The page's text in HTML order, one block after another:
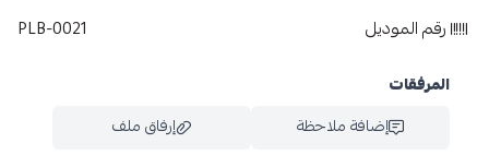
رقم الموديل PLB-0021
المرفقات
إضافة ملاحظة
إرفاق ملف